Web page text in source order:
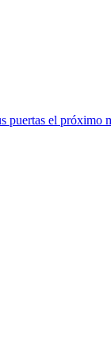
puertas el próximo